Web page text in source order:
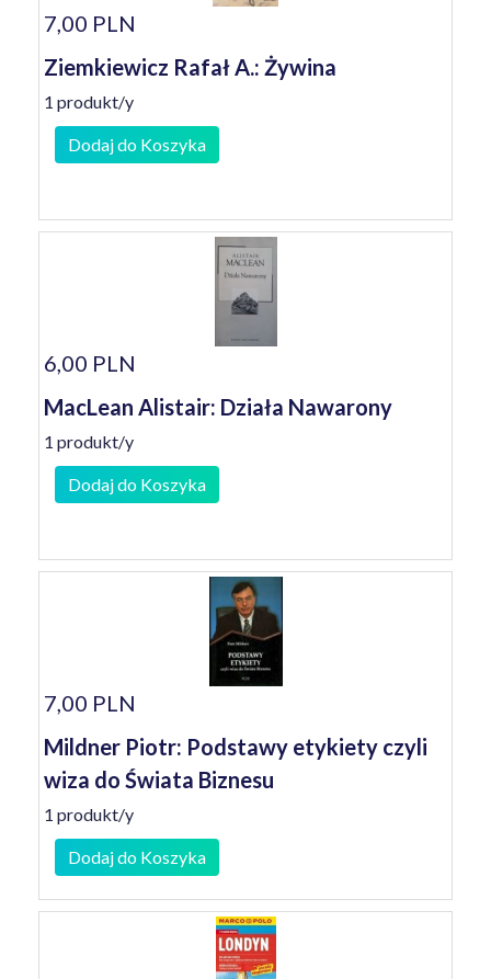
7,00 PLN
Ziemkiewicz Rafał A.: Żywina
1 produkt/y
Dodaj do Koszyka
6,00 PLN
MacLean Alistair: Działa Nawarony
1 produkt/y
Dodaj do Koszyka
7,00 PLN
Mildner Piotr: Podstawy etykiety czyli
wiza do Świata Biznesu
1 produkt/y
Dodaj do Koszyka